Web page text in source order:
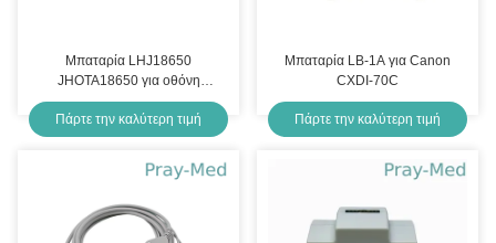
Μπαταρία LHJ18650
JHOTA18650 για οθόνη
COMEN C50 C60 8000D HYLB-
1010
Πάρτε την καλύτερη τιμή
Μπαταρία LB-1A για Canon
CXDI-70C
Πάρτε την καλύτερη τιμή